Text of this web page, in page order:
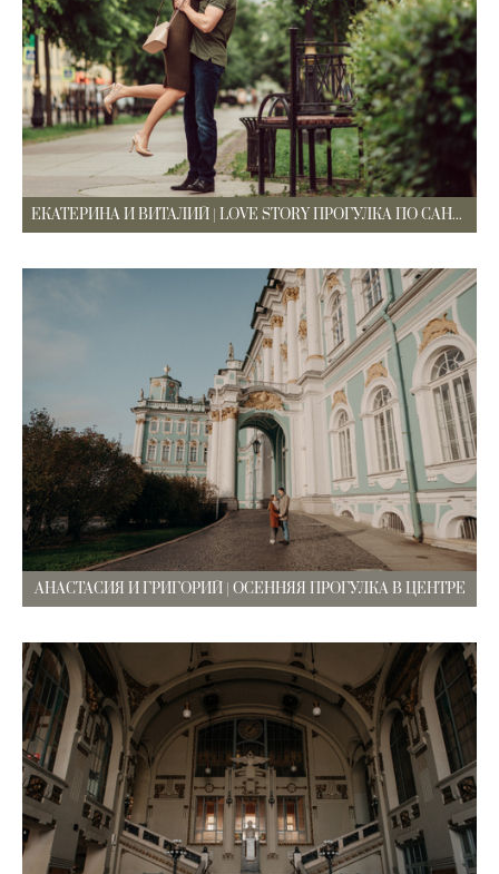
ЕКАТЕРИНА И ВИТАЛИЙ | LOVE STORY ПРОГУЛКА ПО САНКТ-ПЕТЕРБУРГУ
АНАСТАСИЯ И ГРИГОРИЙ | ОСЕННЯЯ ПРОГУЛКА В ЦЕНТРЕ